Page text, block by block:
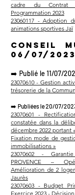
cadre du Contrat
Programmation 2023
23060117 - Adoption
animations sportives Jaï
Conseil
06/07/2023
➡️ Publié le 11/07/
23070610 - Gestion
trésorerie de la
➡️ Publiées le 20/07/
23070601 -
constatée dans la
décembre 2022 portant
Fixation mode de
immobilisations »
23070602 -
PROVENCE –
Amélioration de 2
Jaurès
23070603 - Budget
Exercice 2023 -